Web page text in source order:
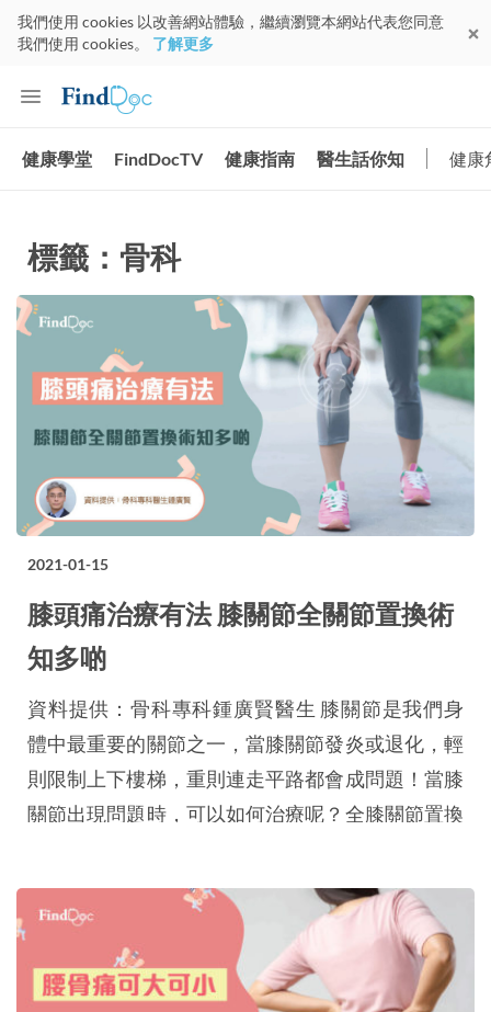
我們使用 cookies 以改善網站體驗，繼續瀏覽本網站代表您同意
我們使用 cookies。 了解更多
健康學堂 FindDocTV 健康指南 醫生話你知 健康
標籤：骨科
2021-01-15
膝頭痛治療有法 膝關節全關節置換術
知多啲
資料提供：骨科專科鍾廣賢醫生 膝關節是我們身
體中最重要的關節之一，當膝關節發炎或退化，輕
則限制上下樓梯，重則連走平路都會成問題！當膝
關節出現問題時，可以如何治療呢？全膝關節置換
為大家解答。 什麼是膝關節炎？ 最常見的膝關節
炎(Knee arthritis)有四種： 1. 退化性關節炎：這是
最常見的膝關節炎。勞損、過度使用、曾經受傷
（包括半月板受傷、韌帶受…